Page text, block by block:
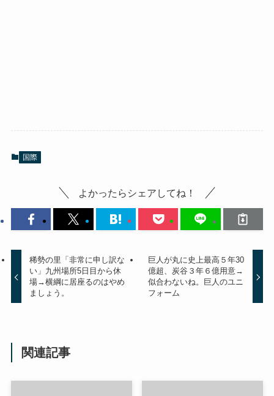
国際
よかったらシェアしてね！
稀勢の里「非常に申し訳な
い」九州場所5日目から休
場→横綱に居座るのはやめ
ましょう。
巨人が丸に史上最高５年30
億超、炭谷３年６億用意→
似合わないね。巨人のユニ
フォーム
関連記事